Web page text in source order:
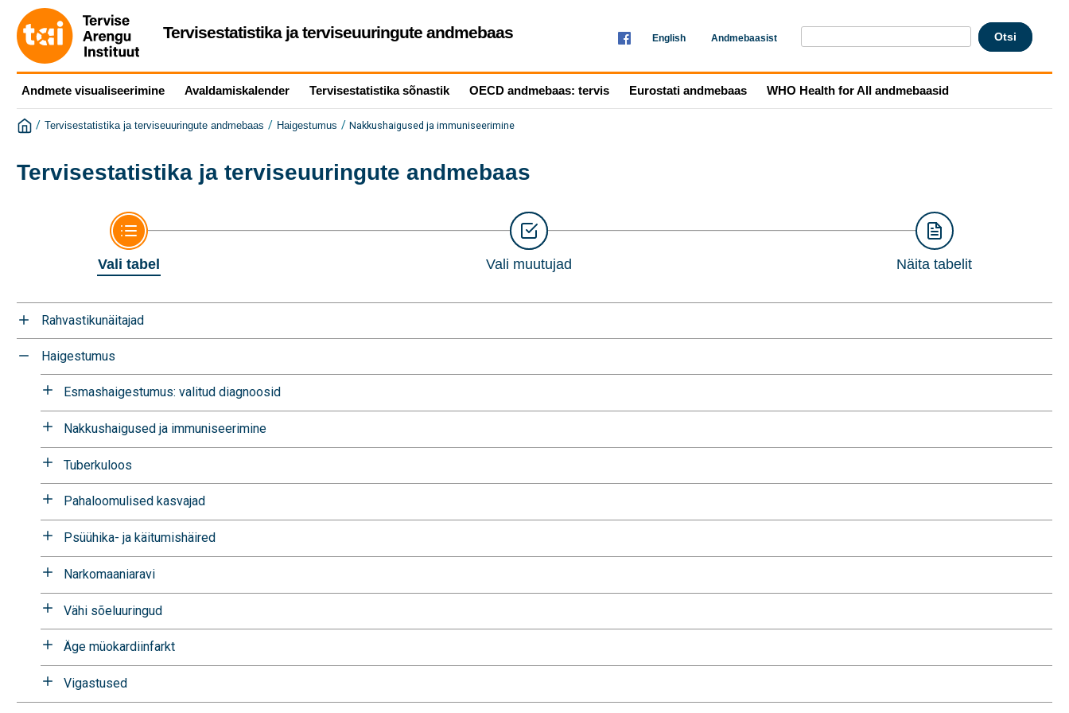
Tervisestatistika ja terviseuuringute andmebaas English Andmebaasist
Andmete visualiseerimine Avaldamiskalender Tervisestatistika sõnastik OECD andmebaas: tervis Eurostati andmebaas WHO Health for All andmebaasid
/ Tervisestatistika ja terviseuuringute andmebaas / Haigestumus / Nakkushaigused ja immuniseerimine
Tervisestatistika ja terviseuuringute andmebaas
Vali tabel Vali muutujad Näita tabelit
Rahvastikunäitajad
Haigestumus
Esmashaigestumus: valitud diagnoosid
Nakkushaigused ja immuniseerimine
Tuberkuloos
Pahaloomulised kasvajad
Psüühika- ja käitumishäired
Narkomaaniaravi
Vähi sõeluuringud
Äge müokardiinfarkt
Vigastused